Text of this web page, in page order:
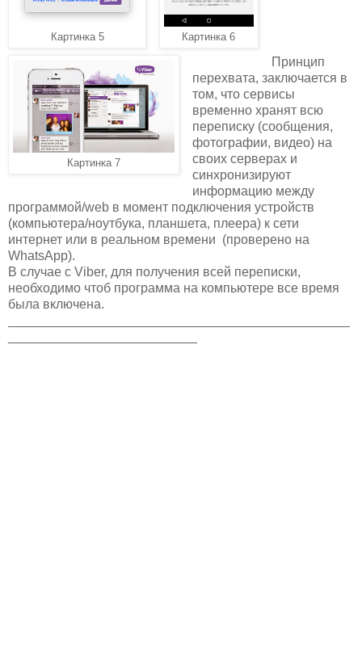
Картинка 5 Картинка 6
Картинка 7
Принцип
перехвата, заключается в
том, что сервисы
временно хранят всю
переписку (сообщения,
фотографии, видео) на
своих серверах и
синхронизируют
информацию между
программой/web в момент подключения устройств
(компьютера/ноутбука, планшета, плеера) к сети
интернет или в реальном времени (проверено на
WhatsApp).
В случае с Viber, для получения всей переписки,
необходимо чтоб программа на компьютере все время
была включена.